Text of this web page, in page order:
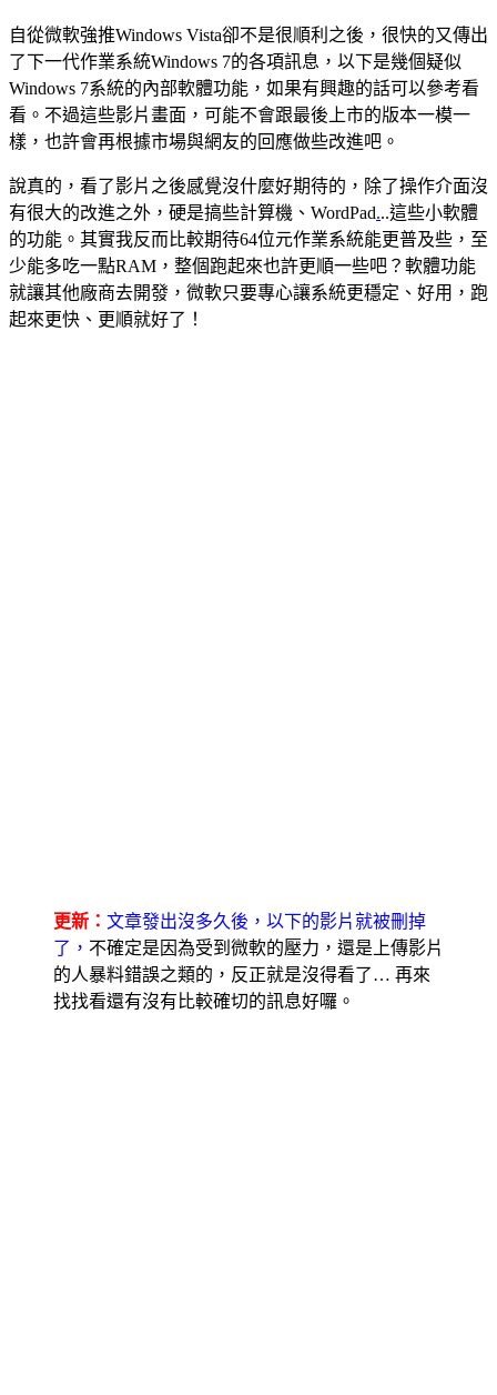
自從微軟強推Windows Vista卻不是很順利之後，很快的又傳出
了下一代作業系統Windows 7的各項訊息，以下是幾個疑似
Windows 7系統的內部軟體功能，如果有興趣的話可以參考看
看。不過這些影片畫面，可能不會跟最後上市的版本一模一
樣，也許會再根據市場與網友的回應做些改進吧。
說真的，看了影片之後感覺沒什麼好期待的，除了操作介面沒
有很大的改進之外，硬是搞些計算機、WordPad...這些小軟體
的功能。其實我反而比較期待64位元作業系統能更普及些，至
少能多吃一點RAM，整個跑起來也許更順一些吧？軟體功能
就讓其他廠商去開發，微軟只要專心讓系統更穩定、好用，跑
起來更快、更順就好了！
更新： 文章發出沒多久後，以下的影片就被刪掉
了， 不確定是因為受到微軟的壓力，還是上傳影片
的人暴料錯誤之類的，反正就是沒得看了… 再來
找找看還有沒有比較確切的訊息好囉。